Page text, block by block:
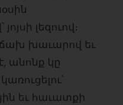
լեզուով։
խաւարով եւ
անոնք կը
եւ հաւատքի